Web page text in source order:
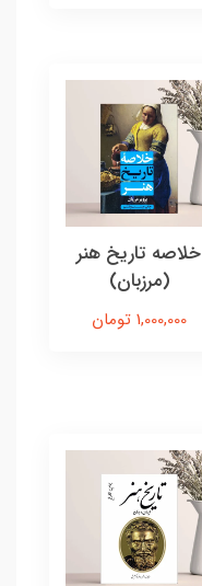
خلاصه تاریخ هنر
(مرزبان)
1,000,000 تومان